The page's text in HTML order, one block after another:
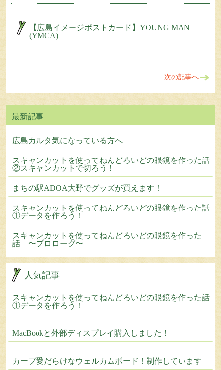
【広島イメージポストカード】YOUNG MAN
(YMCA)
次の記事へ
広島カルタ気になっている方へ
スキャンカットを使ってねんどろいどの眼鏡を作った話
②スキャンカットで切ろう！
まちの駅ADOA大野でグッズが買えます！
スキャンカットを使ってねんどろいどの眼鏡を作った話
①データを作ろう！
スキャンカットを使ってねんどろいどの眼鏡を作った
話 〜プロローグ〜
人気記事
スキャンカットを使ってねんどろいどの眼鏡を作った話
①データを作ろう！
MacBookと外部ディスプレイ購入しました！
カープ愛だらけなウェルカムボード！制作しています